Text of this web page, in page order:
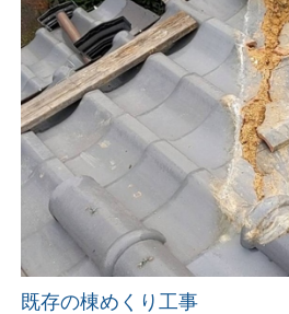
既存の棟めくり工事